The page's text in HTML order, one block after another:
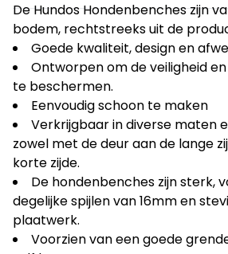
De Hundos Hondenbenches zijn
bodem, rechtstreeks uit de
Goede kwaliteit, design en
Ontworpen om de veiligheid
te beschermen.
Eenvoudig schoon te maken
Verkrijgbaar in diverse maten
zowel met de deur aan de lange
korte zijde.
De hondenbenches zijn sterk,
degelijke spijlen van 16mm en
plaatwerk.
Voorzien van een goede